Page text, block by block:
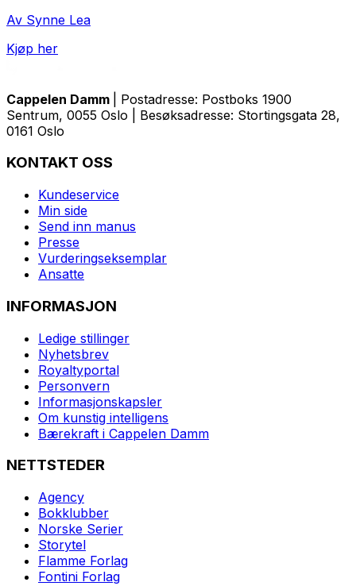
Av Synne Lea
Kjøp her
Cappelen Damm
| Postadresse: Postboks 1900
Sentrum, 0055 Oslo | Besøksadresse: Stortingsgata 28,
0161 Oslo
KONTAKT OSS
Kundeservice
Min side
Send inn manus
Presse
Vurderingseksemplar
Ansatte
INFORMASJON
Ledige stillinger
Nyhetsbrev
Royaltyportal
Personvern
Informasjonskapsler
Om kunstig intelligens
Bærekraft i Cappelen Damm
NETTSTEDER
Agency
Bokklubber
Norske Serier
Storytel
Flamme Forlag
Fontini Forlag